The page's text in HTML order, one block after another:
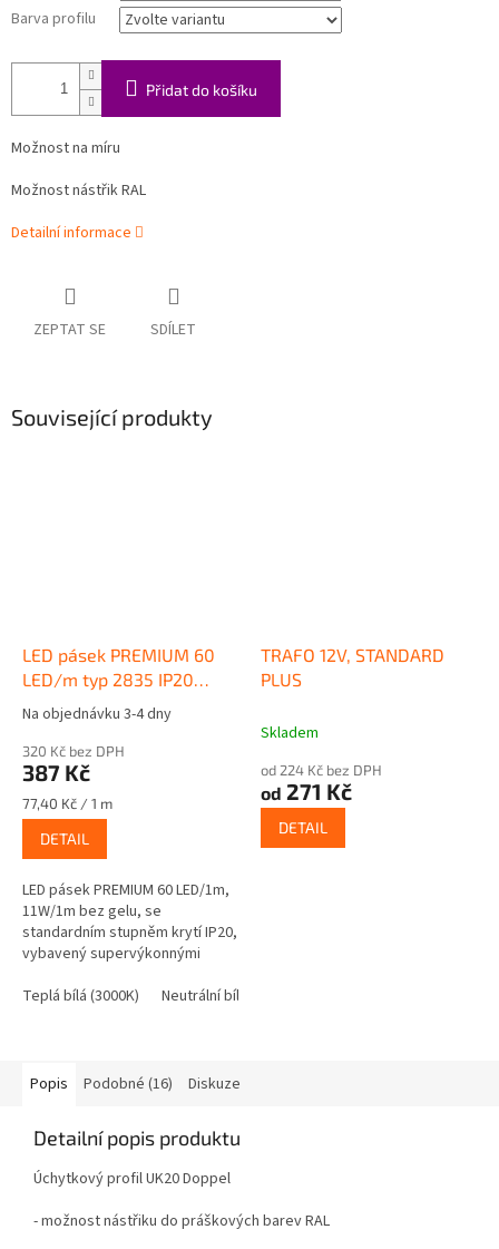
Barva profilu
Přidat do košíku
Možnost na míru
Možnost nástřik RAL
Detailní informace
ZEPTAT SE SDÍLET
Související produkty
LED pásek PREMIUM 60
LED/m typ 2835 IP20
11W/m - 12V/5m
Průměrné
produktu
je
5,0
z
hvězdiček.
Na objednávku 3-4 dny
320 Kč bez DPH
387 Kč
Měrná
cena:
77,40 Kč / 1 m
DETAIL
LED pásek PREMIUM 60 LED/1m,
11W/1m bez gelu, se
standardním stupněm krytí IP20,
vybavený supervýkonnými
Teplá bílá (3000K)
Neutrální bílá (4000-4500k)
TRAFO 12V, STANDARD
PLUS
Skladem
od 224 Kč bez DPH
od 271 Kč
DETAIL
Popis Podobné (16) Diskuze
Detailní popis produktu
Úchytkový profil UK20 Doppel
- možnost nástřiku do práškových barev RAL